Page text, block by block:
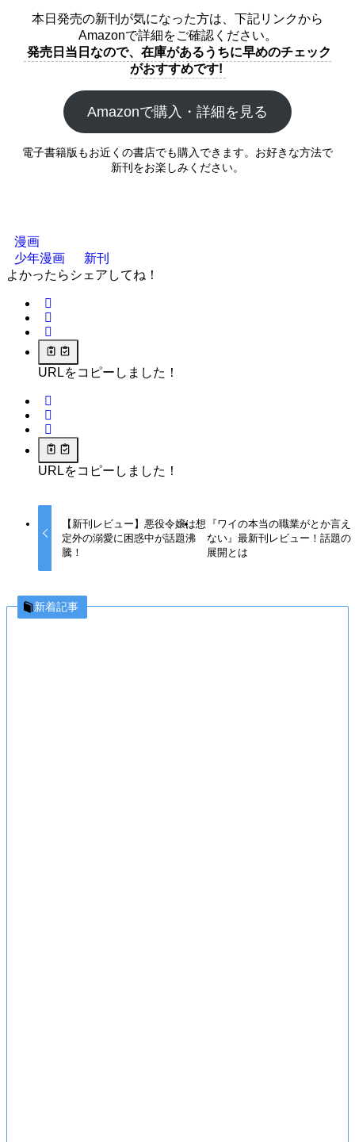
本日発売の新刊が気になった方は、下記リンクから
Amazonで詳細をご確認ください。
発売日当日なので、在庫があるうちに早めのチェック
がおすすめです!
Amazonで購入・詳細を見る
電子書籍版もお近くの書店でも購入できます。お好きな方法で
新刊をお楽しみください。
漫画
少年漫画
新刊
よかったらシェアしてね！
URLをコピーしました！
URLをコピーしました！
【新刊レビュー】悪役令嬢は想
定外の溺愛に困惑中が話題沸
騰！
『ワイの本当の職業がとか言え
ない』最新刊レビュー！話題の
展開とは
新着記事